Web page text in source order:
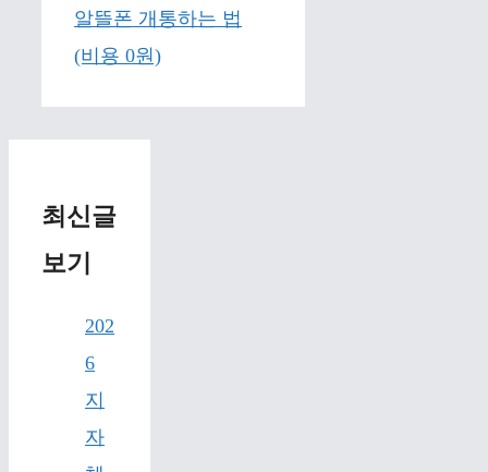
알뜰폰 개통하는 법
(비용 0원)
최신글
보기
202
6
지
자